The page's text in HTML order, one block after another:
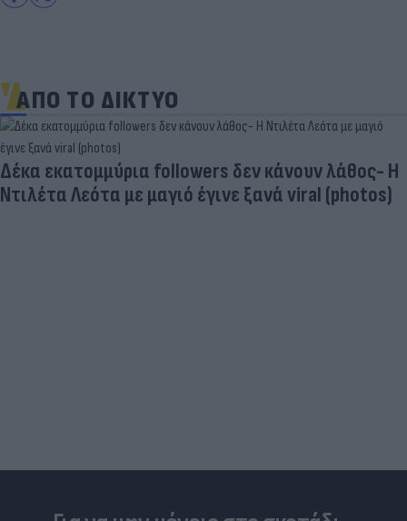
ΑΠΟ ΤΟ ΔΙΚΤΥΟ
Δέκα εκατομμύρια followers δεν κάνουν λάθος- Η
Ντιλέτα Λεότα με μαγιό έγινε ξανά viral (photos)